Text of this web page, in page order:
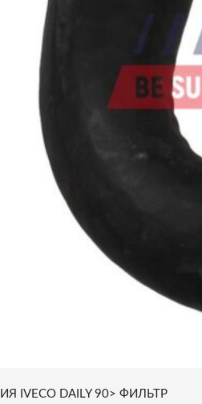
IVECO DAILY 90> ФИЛЬТР